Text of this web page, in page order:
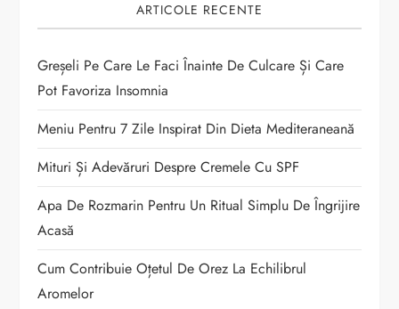
r
t
i
c
o
l
e
ARTICOLE RECENTE
Greșeli Pe Care Le Faci Înainte De Culcare Și Care
Pot Favoriza Insomnia
Meniu Pentru 7 Zile Inspirat Din Dieta Mediteraneană
Mituri Și Adevăruri Despre Cremele Cu SPF
Apa De Rozmarin Pentru Un Ritual Simplu De Îngrijire
Acasă
Cum Contribuie Oțetul De Orez La Echilibrul
Aromelor